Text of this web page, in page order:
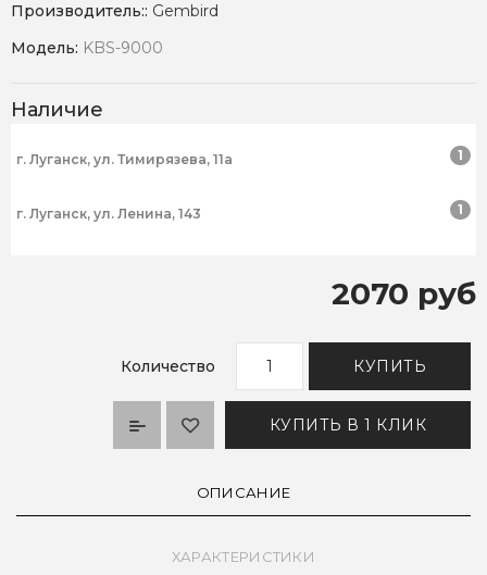
Производитель:: Gembird
Модель: KBS-9000
Наличие
г. Луганск, ул. Тимирязева, 11а 1
г. Луганск, ул. Ленина, 143 1
2070 руб
Количество КУПИТЬ
КУПИТЬ В 1 КЛИК
ОПИСАНИЕ
ХАРАКТЕРИСТИКИ